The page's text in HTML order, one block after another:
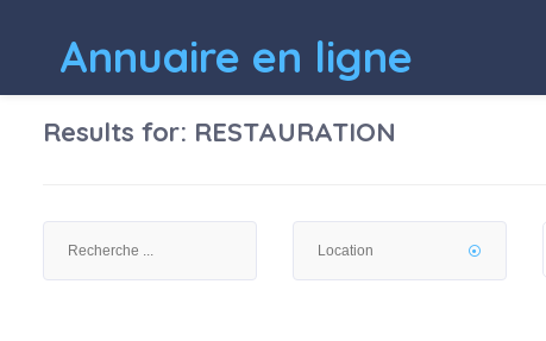
Annuaire en ligne
Results for: RESTAURATION